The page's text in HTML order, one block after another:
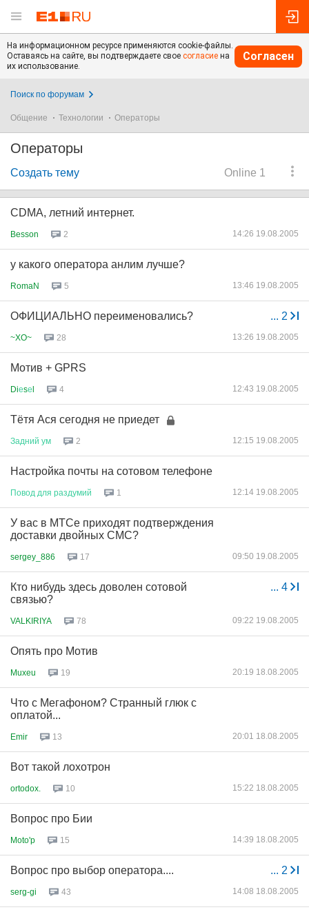
На информационном ресурсе применяются cookie-файлы.
Оставаясь на сайте, вы подтверждаете свое согласие на
их использование.
Согласен
Поиск по форумам
Общение Технологии Операторы
Операторы
Online 1
Создать тему
CDMA, летний интернет.
Besson 2 14:26 19.08.2005
у какого оператора анлим лучше?
RomaN 5 13:46 19.08.2005
... 2
ОФИЦИАЛЬНО переименовались?
~XO~ 28 13:26 19.08.2005
Мотив + GPRS
Diеsеl 4 12:43 19.08.2005
Тётя Ася сегодня не приедет
Задний ум 2 12:15 19.08.2005
Настройка почты на сотовом телефоне
Повод для раздумий 1 12:14 19.08.2005
У вас в МТСе приходят подтверждения
доставки двойных СМС?
sergey_886 17 09:50 19.08.2005
... 4
Кто нибудь здесь доволен сотовой
связью?
VALKIRIYA 78 09:22 19.08.2005
Опять про Мотив
Muxeu 19 20:19 18.08.2005
Что с Мегафоном? Странный глюк с
оплатой...
Emir 13 20:01 18.08.2005
Вот такой лохотрон
ortodox. 10 15:22 18.08.2005
Вопрос про Бии
Moto'p 15 14:39 18.08.2005
... 2
Вопрос про выбор оператора....
serg-gi 43 14:08 18.08.2005